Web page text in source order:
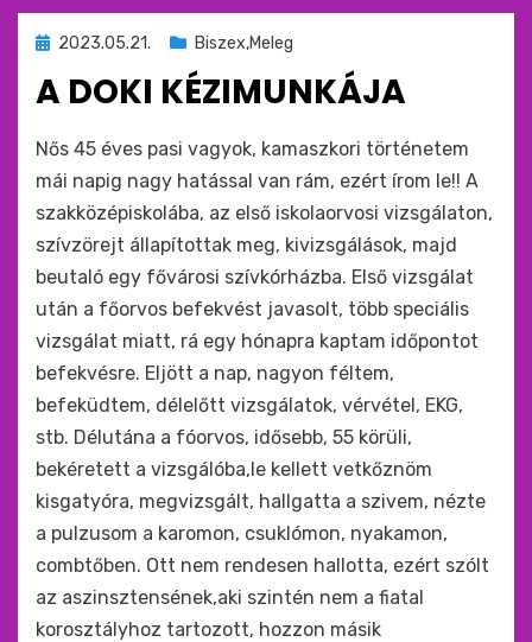
Beküldve
:
2023.05.21. Biszex,Meleg
A DOKI KÉZIMUNKÁJA
bymonkey
Nős 45 éves pasi vagyok, kamaszkori történetem
mái napig nagy hatással van rám, ezért írom le!! A
szakközépiskolába, az első iskolaorvosi vizsgálaton,
szívzörejt állapítottak meg, kivizsgálások, majd
beutaló egy fővárosi szívkórházba. Első vizsgálat
után a főorvos befekvést javasolt, több speciális
vizsgálat miatt, rá egy hónapra kaptam időpontot
befekvésre. Eljött a nap, nagyon féltem,
befeküdtem, délelőtt vizsgálatok, vérvétel, EKG,
stb. Délutána a fóorvos, idősebb, 55 körüli,
bekéretett a vizsgálóba,le kellett vetkőznöm
kisgatyóra, megvizsgált, hallgatta a szivem, nézte
a pulzusom a karomon, csuklómon, nyakamon,
combtőben. Ott nem rendesen hallotta, ezért szólt
az aszinsztensének,aki szintén nem a fiatal
korosztályhoz tartozott, hozzon másik